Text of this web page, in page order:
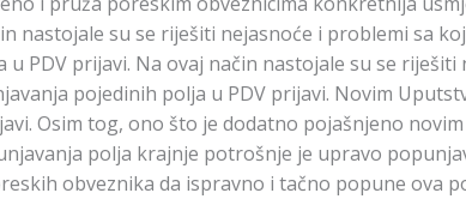
nastojale su se riješiti nejasnoće i problemi sa
PDV prijavi. Na ovaj način nastojale su se riješiti
pojedinih polja u PDV prijavi. Novim
Osim tog, ono što je dodatno pojašnjeno
polja krajnje potrošnje je upravo
obveznika da ispravno i tačno popune ova